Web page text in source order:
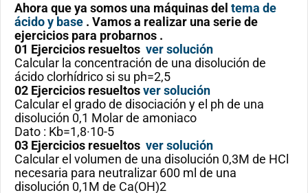
Ahora que ya somos una máquinas del tema de
ácido y base . Vamos a realizar una serie de
ejercicios para probarnos .
01 Ejercicios resueltos ver solución
Calcular la concentración de una disolución de
ácido clorhídrico si su ph=2,5
02 Ejercicios resueltosver solución
Calcular el grado de disociación y el ph de una
disolución 0,1 Molar de amoniaco
Dato : Kb=1,8·10-5
03 Ejercicios resueltos ver solución
Calcular el volumen de una disolución 0,3M de HCl
necesaria para neutralizar 600 ml de una
disolución 0,1M de Ca(OH)2